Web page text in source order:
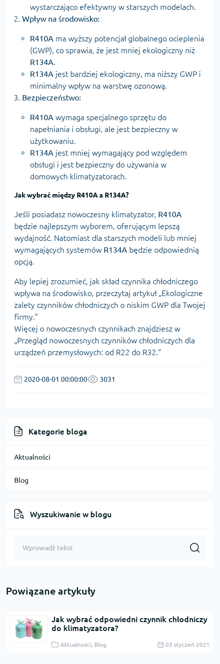
wystarczająco efektywny w starszych modelach.
Wpływ na środowisko:
R410A ma wyższy potencjał globalnego ocieplenia
(GWP), co sprawia, że jest mniej ekologiczny niż
R134A
R134A jest bardziej ekologiczny, ma niższy GWP i
minimalny wpływ na warstwę ozonową.
Bezpieczeństwo:
R410A wymaga specjalnego sprzętu do
napełniania i obsługi, ale jest bezpieczny w
użytkowaniu.
R134A jest mniej wymagający pod względem
obsługi i jest bezpieczny do używania w
domowych klimatyzatorach.
Jak wybrać między R410Aa R134A?
Jeśli posiadasz nowoczesny klimatyzator, R410A
będzie najlepszym wyborem, oferującym lepszą
wydajność. Natomiast dla starszych modeli lub mniej
wymagających systemów R134A będzie odpowiednią
opcją.
Aby lepiej zrozumieć, jak skład czynnika chłodniczego
wpływa na środowisko, przeczytaj artykuł „ Ekologiczne
zalety czynników chłodniczych o niskim GWP dla Twojej
firmy .”
Więcej o nowoczesnych czynnikach znajdziesz w
Przegląd nowoczesnych czynników chłodniczych dla
urządzeń przemysłowych: od R22 do R32 .”
2020-08-01 00:00:00 3031
Kategorie bloga
Aktualności
Blog
Wyszukiwanie w blogu
Powiązane artykuły
Jak wybrać odpowiedni czynnik chłodniczy
do klimatyzatora?
Aktualności, Blog 03 styczeń 2021